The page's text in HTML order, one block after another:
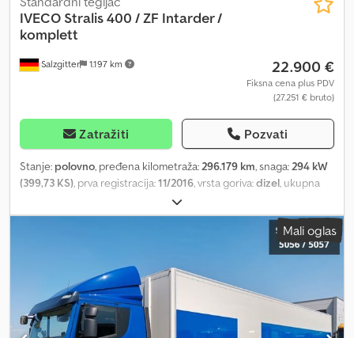
Salzgitter 1.197 km
IVECO Stralis 400 / ZF Intarder /
komplett
22.900 €
Fiksna cena plus PDV
(27.251 € bruto)
Zatražiti Pozvati
Stanje: polovno, pređena kilometraža:296.179 km, snaga:294 kW
(399,73 KS), prva registracija:11/2016, vrsta goriva:dizel, ukupna
, konfiguracija osovina:
retarder, boja:plava, tip prenosa:automatski, emisioni razred:
, SEL 5058
Iveco Stralis 400 ZF Intarder / Kamera za mrtvi ugao Nemačka
registracija / Prvi vlasnik Prva registracija: 15.11.2016. 6 km Euro 6
Tehnička dozvoljena ukupna masa (kg): 20.000 Dozvoljena ukupna
masa (kg): 18.000 Prazna masa (kg): 7.400 Broj šasije (VIN):
WJMM1VRH60C3431 MOTOR I MENJAČ: Zapremina: 8.710 cm³
Snaga: 4kW / 400 KS Menjač: automatski ZF Intarder GUME I
Mali oglas